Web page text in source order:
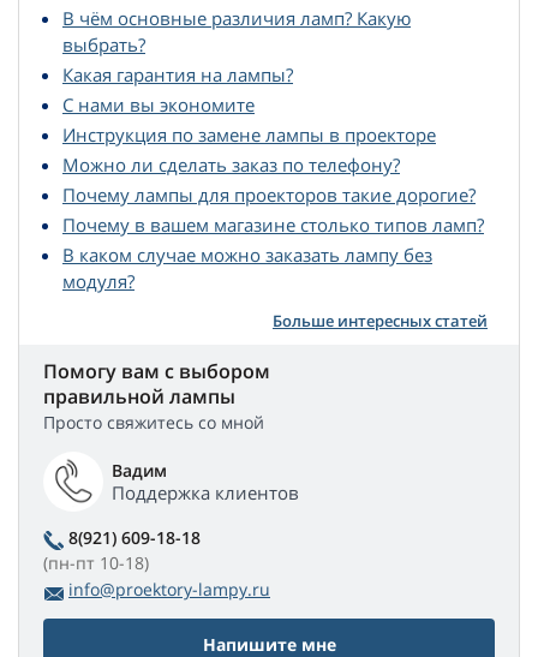
В чём основные различия ламп? Какую
выбрать?
Какая гарантия на лампы?
С нами вы экономите
Инструкция по замене лампы в проекторе
Можно ли сделать заказ по телефону?
Почему лампы для проекторов такие дорогие?
Почему в вашем магазине столько типов ламп?
В каком случае можно заказать лампу без
модуля?
Больше интересных статей
Помогу вам с выбором
правильной лампы
Просто свяжитесь со мной
Вадим
Поддержка клиентов
8(921) 609-18-18
(пн-пт 10-18)
info@proektory-lampy.ru
Напишите мне